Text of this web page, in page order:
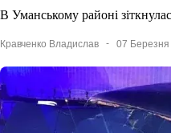
В Уманському районі
Кравченко Владислав 07